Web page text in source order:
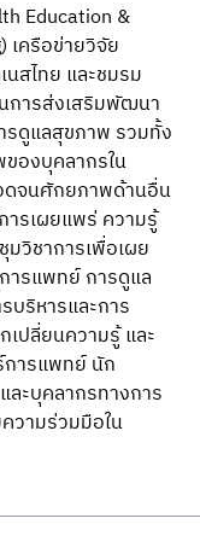
Education &
เครือข่ายวิจัย
สไทย และชมรม
การส่งเสริมพัฒนา
รดูแลสุขภาพ รวมทั้ง
องบุคลากรใน
ดจนศักยภาพด้านอื่น
ารเผยแพร่ ความรู้
มวิชาการเพื่อเผย
ารแพทย์ การดูแล
บริหารและการ
เปลี่ยนความรู้ และ
ารแพทย์ นัก
ะบุคลากรทางการ
วามร่วมมือใน